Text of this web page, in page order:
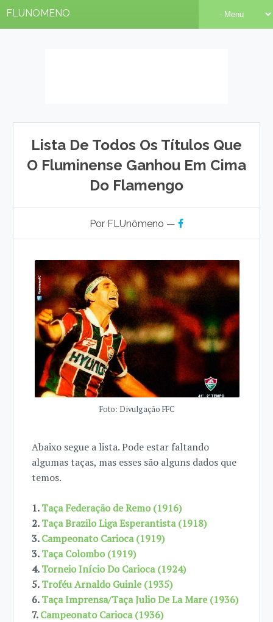
FLUNOMENO
Lista De Todos Os Títulos Que
O Fluminense Ganhou Em Cima
Do Flamengo
Por FLUnômeno —
Foto: Divulgação FFC
Abaixo segue a lista. Pode estar faltando
algumas taças, mas esses são alguns dados que
temos.
1.Taça Federação de Remo (1916)
2.Taça Brazilo Liga Esperantista (1918)
3.Campeonato Carioca (1919)
3.Taça Colombo (1919)
4.Torneio Início Do Carioca (1924)
5.Troféu Arnaldo Guinle (1935)
6.Taça Imprensa/Taça Julio De La Mare (1936)
7.Campeonato Carioca (1936)